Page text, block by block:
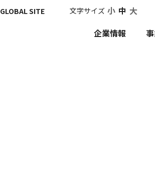
GLOBAL SITE 文字サイズ 小 中 大
企業情報